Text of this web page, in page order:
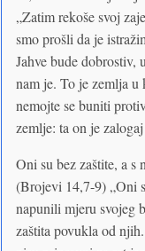
„Zatim rekoše svoj
smo prošli da je
Jahve bude dobrostiv,
nam je. To je zemlja
nemojte se buniti
zemlje: ta on je zalogaj
Oni su bez zaštite, a s
(Brojevi 14,7-9) „Oni
napunili mjeru svojeg
zaštita povukla od